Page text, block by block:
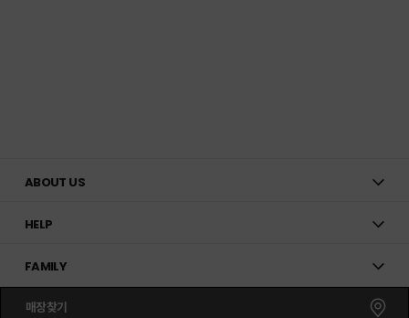
ABOUT US
HELP
FAMILY
매장찾기